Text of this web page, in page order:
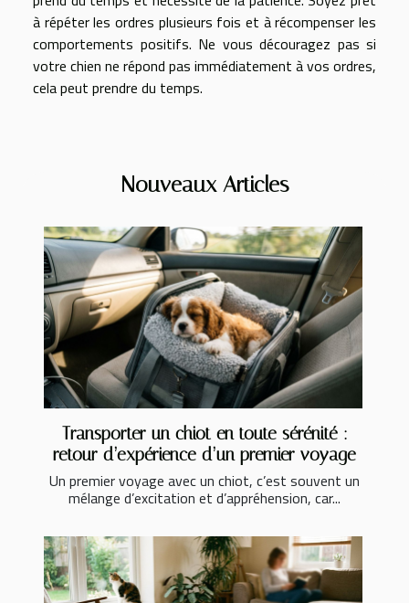
à répéter les ordres plusieurs fois et à récompenser les
comportements positifs. Ne vous découragez pas si
votre chien ne répond pas immédiatement à vos ordres,
cela peut prendre du temps.
Nouveaux Articles
Transporter un chiot en toute sérénité :
retour d’expérience d’un premier voyage
Un premier voyage avec un chiot, c’est souvent un
mélange d’excitation et d’appréhension, car...